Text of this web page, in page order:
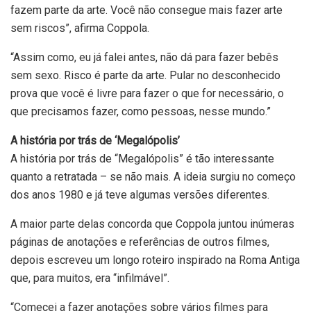
fazem parte da arte. Você não consegue mais fazer arte
sem riscos”, afirma Coppola.
“Assim como, eu já falei antes, não dá para fazer bebês
sem sexo. Risco é parte da arte. Pular no desconhecido
prova que você é livre para fazer o que for necessário, o
que precisamos fazer, como pessoas, nesse mundo.”
A história por trás de ‘Megalópolis’
A história por trás de “Megalópolis” é tão interessante
quanto a retratada – se não mais. A ideia surgiu no começo
dos anos 1980 e já teve algumas versões diferentes.
A maior parte delas concorda que Coppola juntou inúmeras
páginas de anotações e referências de outros filmes,
depois escreveu um longo roteiro inspirado na Roma Antiga
que, para muitos, era “infilmável”.
“Comecei a fazer anotações sobre vários filmes para